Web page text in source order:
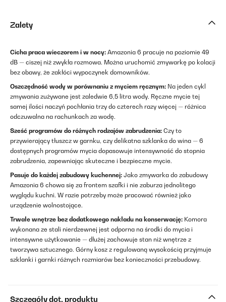
Zalety
Cicha praca wieczorem i w nocy: Amazonia 6 pracuje na poziomie 49
dB — ciszej niż zwykła rozmowa. Można uruchomić zmywarkę po kolacji
bez obawy, że zakłóci wypoczynek domowników.
Oszczędność wody w porównaniu z myciem ręcznym: Na jeden cykl
zmywania zużywane jest zaledwie 6,5 litra wody. Ręczne mycie tej
samej ilości naczyń pochłania trzy do czterech razy więcej — różnica
odczuwalna na rachunkach za wodę.
Sześć programów do różnych rodzajów zabrudzenia: Czy to
przywierający tłuszcz w garnku, czy delikatna szklanka do wina — 6
dostępnych programów mycia dopasowuje intensywność do stopnia
zabrudzenia, zapewniając skuteczne i bezpieczne mycie.
Pasuje do każdej zabudowy kuchennej: Jako zmywarka do zabudowy
Amazonia 6 chowa się za frontem szafki i nie zaburza jednolitego
wyglądu kuchni. W razie potrzeby może pracować również jako
urządzenie wolnostojące.
Trwałe wnętrze bez dodatkowego nakładu na konserwację: Komora
wykonana ze stali nierdzewnej jest odporna na środki do mycia i
intensywne użytkowanie — dłużej zachowuje stan niż wnętrze z
tworzywa sztucznego. Górny kosz z regulowaną wysokością przyjmuje
szklanki i garnki różnych rozmiarów bez konieczności przebudowy.
Szczegóły dot. produktu